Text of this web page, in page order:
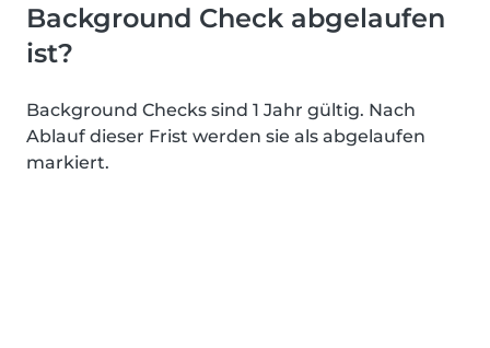
Background Check abgelaufen
ist?
Background Checks sind 1 Jahr gültig. Nach
Ablauf dieser Frist werden sie als abgelaufen
markiert.